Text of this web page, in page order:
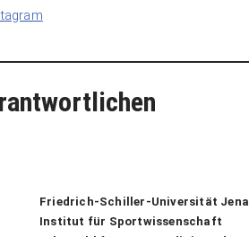
Friedrich-Schiller-Universität Jena
Institut für Sportwissenschaft